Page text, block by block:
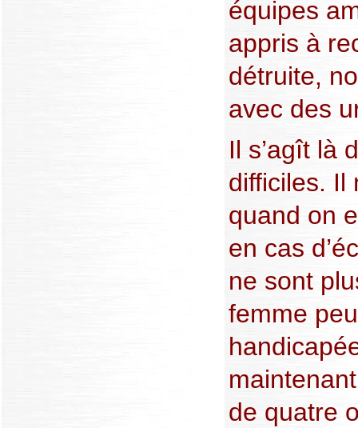
équipes
appris à
détruite,
avec des
Il s’agît là
difficiles. Il
quand on
en cas
ne sont
femme
de quatre